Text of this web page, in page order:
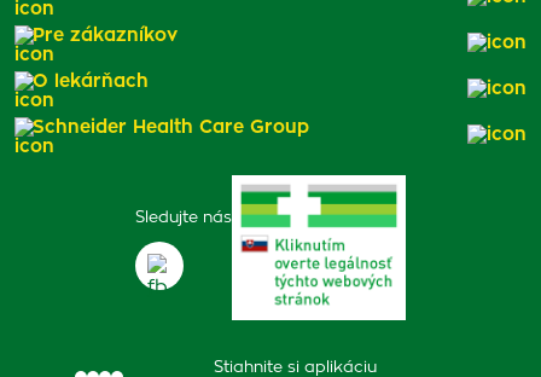
Sledujte nás
Stiahnite si aplikáciu
Pre zákazníkov
O lekárňach
Schneider Health Care Group